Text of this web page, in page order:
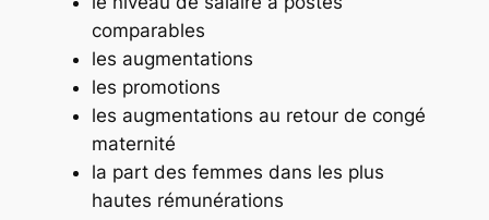
comparables
les augmentations
les promotions
les augmentations au retour de congé
maternité
la part des femmes dans les plus
hautes rémunérations